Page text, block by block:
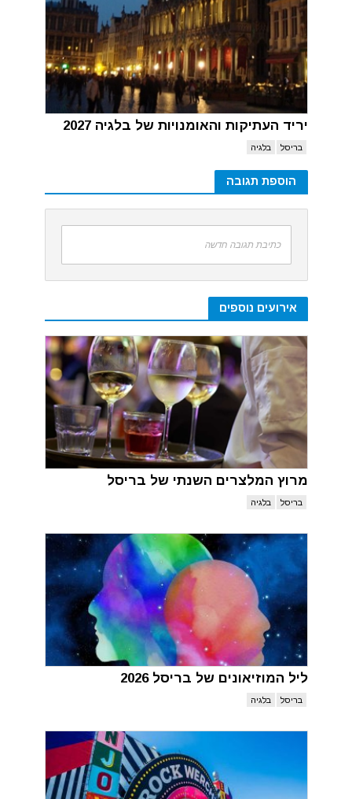
יריד העתיקות והאומנויות של בלגיה 2027
בריסל בלגיה
הוספת תגובה
כתיבת תגובה חדשה
אירועים נוספים
מרוץ המלצרים השנתי של בריסל
בריסל בלגיה
ליל המוזיאונים של בריסל 2026
בריסל בלגיה